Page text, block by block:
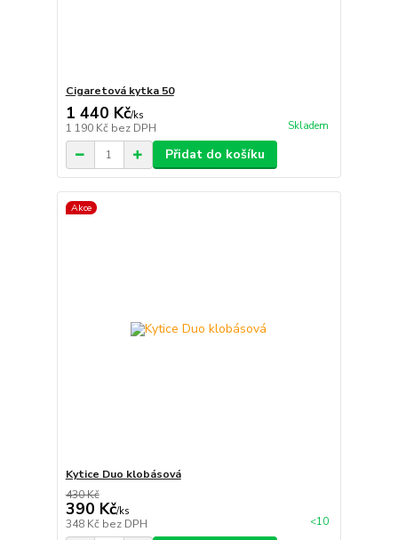
Cigaretová kytka 50
1 440 Kč/ks
1 190 Kč bez DPH Skladem
Přidat do košíku
Akce
Kytice Duo klobásová
430 Kč
390 Kč/ks
348 Kč bez DPH <10